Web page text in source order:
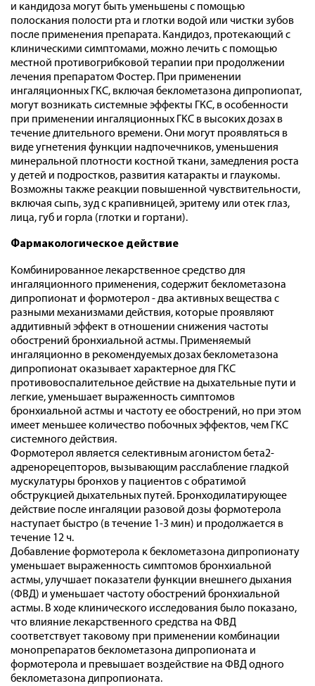
и кандидоза могут быть уменьшены с помощью
полоскания полости рта и глотки водой или чистки зубов
после применения препарата. Кандидоз, протекающий с
клиническими симптомами, можно лечить с помощью
местной противогрибковой терапии при продолжении
лечения препаратом Фостер. При применении
ингаляционных ГКС, включая беклометазона дипропиопат,
могут возникать системные эффекты ГКС, в особенности
при применении ингаляционных ГКС в высоких дозах в
течение длительного времени. Они могут проявляться в
виде угнетения функции надпочечников, уменьшения
минеральной плотности костной ткани, замедления роста
у детей и подростков, развития катаракты и глаукомы.
Возможны также реакции повышенной чувствительности,
включая сыпь, зуд с крапивницей, эритему или отек глаз,
лица, губ и горла (глотки и гортани).
Фармакологическое действие
Комбинированное лекарственное средство для
ингаляционного применения, содержит беклометазона
дипропионат и формотерол - два активных вещества с
разными механизмами действия, которые проявляют
аддитивный эффект в отношении снижения частоты
обострений бронхиальной астмы. Применяемый
ингаляционно в рекомендуемых дозах беклометазона
дипропионат оказывает характерное для ГКС
противовоспалительное действие на дыхательные пути и
легкие, уменьшает выраженность симптомов
бронхиальной астмы и частоту ее обострений, но при этом
имеет меньшее количество побочных эффектов, чем ГКС
системного действия.
Формотерол является селективным агонистом бета2-
адренорецепторов, вызывающим расслабление гладкой
мускулатуры бронхов у пациентов с обратимой
обструкцией дыхательных путей. Бронходилатирующее
действие после ингаляции разовой дозы формотерола
наступает быстро (в течение 1-3 мин) и продолжается в
течение 12 ч.
Добавление формотерола к беклометазона дипропионату
уменьшает выраженность симптомов бронхиальной
астмы, улучшает показатели функции внешнего дыхания
(ФВД) и уменьшает частоту обострений бронхиальной
астмы. В ходе клинического исследования было показано,
что влияние лекарственного средства на ФВД
соответствует таковому при применении комбинации
монопрепаратов беклометазона дипропионата и
формотерола и превышает воздействие на ФВД одного
беклометазона дипропионата.